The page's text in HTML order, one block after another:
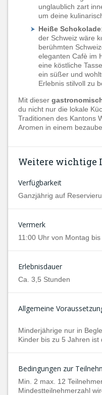
unglaublich zart
um deine
Heiße Schokolade
der Schweiz wäre
berühmten
eleganten Cafè im
eine köstliche
ein süßer und
Erlebnis stilvoll zu
Mit dieser
du nicht nur die lokale
Traditionen des Kantons
Aromen in einem
Weitere wichtige
Verfügbarkeit
Ganzjährig auf
Vermerk
11:00 Uhr von Montag
Erlebnisdauer
Ca. 3,5 Stunden
Allgemeine
Minderjährige nur in
Kinder bis zu 5 Jahren ist
Bedingungen zur
Min. 2 max. 12
Mindestteilnehmerzahl